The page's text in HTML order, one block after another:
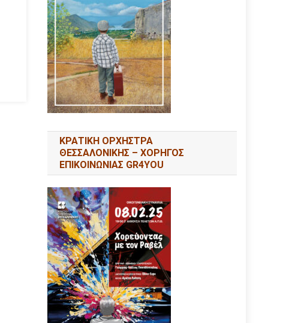
ΚΡΑΤΙΚΗ ΟΡΧΗΣΤΡΑ
ΘΕΣΣΑΛΟΝΙΚΗΣ – ΧΟΡΗΓΟΣ
ΕΠΙΚΟΙΝΩΝΙΑΣ GR4YOU